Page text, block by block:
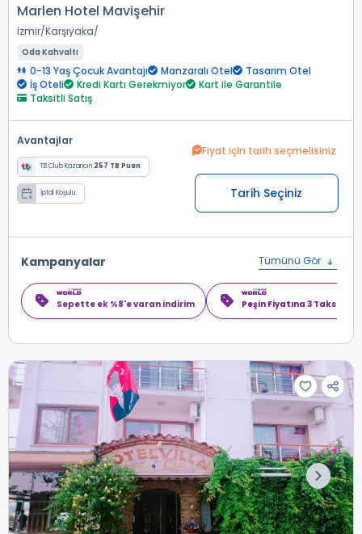
Marlen Hotel Mavişehir
İzmir Karşıyaka
Oda Kahvaltı
0-13 Yaş Çocuk Avantajı Manzaralı Otel
Tasarım Otel
İş Oteli
Kredi Kartı Gerekmiyor
Kart ile Garantile
Taksitli Satış
Avantajlar
TB Club Kazancın 257 TB Puan
İptal Koşulu
Fiyat için tarih seçmelisiniz
Tarih Seçiniz
Kampanyalar Tümünü Gör
Sepette ek %8'e varan indirim Peşin Fiyatına 3 Taksit